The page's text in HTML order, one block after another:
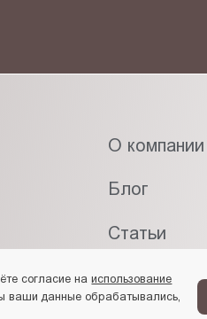
О компании
Блог
Статьи
Контакты
согласие наиспользование
ваши данные обрабатывались,